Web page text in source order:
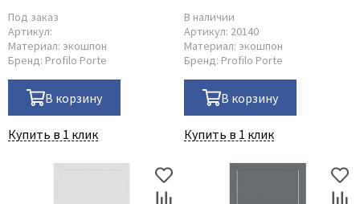
Под заказ
Артикул:
Материал: экошпон
Бренд: Profilo Porte
В корзину
Купить в 1 клик
В наличии
Артикул: 20140
Материал: экошпон
Бренд: Profilo Porte
В корзину
Купить в 1 клик